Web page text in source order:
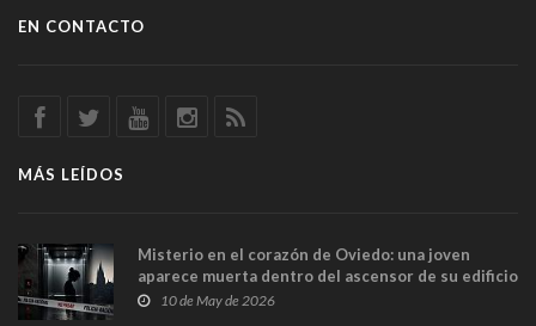
EN CONTACTO
MÁS LEÍDOS
Misterio en el corazón de Oviedo: una joven
aparece muerta dentro del ascensor de su edificio
y las cámaras captan sus últimos minutos
10 de May de 2026